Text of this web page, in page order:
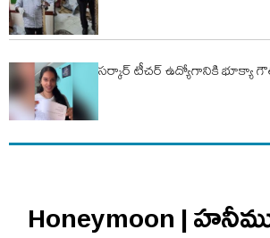
సర్కార్ టీచర్ ఉద్యోగానికి
Honeymoon |